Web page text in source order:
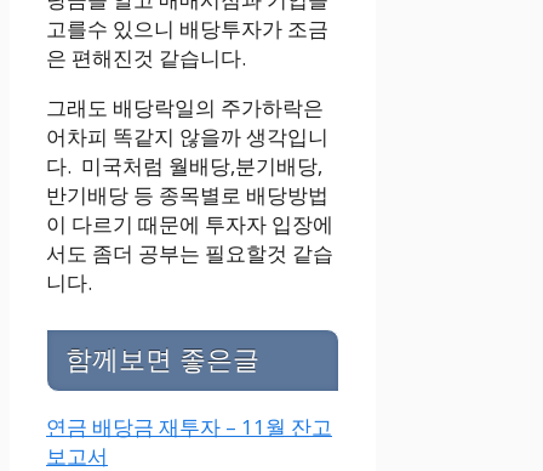
고를수 있으니 배당투자가 조금
은 편해진것 같습니다.
그래도 배당락일의 주가하락은
어차피 똑같지 않을까 생각입니
다. 미국처럼 월배당,분기배당,
반기배당 등 종목별로 배당방법
이 다르기 때문에 투자자 입장에
서도 좀더 공부는 필요할것 같습
니다.
함께보면 좋은글
연금 배당금 재투자 – 11월 잔고
보고서